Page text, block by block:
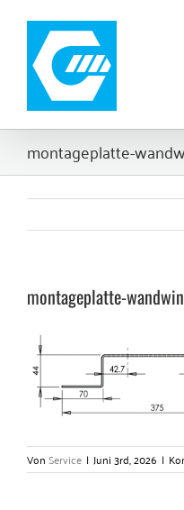
Inhalt
springen
montageplatte-
montageplatte-
VonService | Juni 3rd, 2026 |